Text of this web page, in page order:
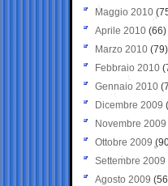
Maggio 2010
Aprile 2010 (66)
Marzo 2010 (79)
Febbraio 2010
Gennaio 2010
Dicembre 2009
Novembre 2009
Ottobre 2009
Settembre 2009
Agosto 2009